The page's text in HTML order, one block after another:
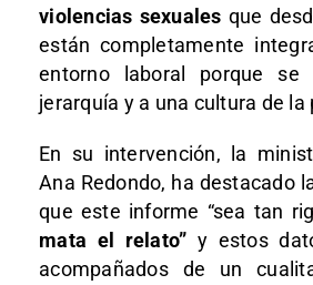
violencias sexuales que
están completamente
entorno laboral porque se
jerarquía y a una cultura de la
En su intervención, la
Ana Redondo, ha destacado
que este informe “sea tan
mata el relato” y estos
acompañados de un